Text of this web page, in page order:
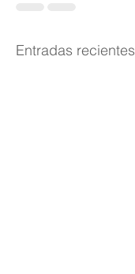
Entradas recientes